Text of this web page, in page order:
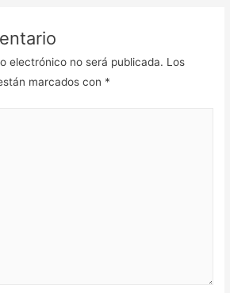
electrónico no será publicada. Los
marcados con *